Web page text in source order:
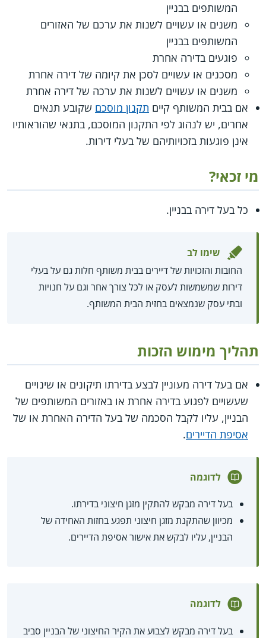
המשותפים בבניין
משנים או עשויים לשנות את ערכם של האזורים
המשותפים בבניין
פוגעים בדירה אחרת
מסכנים או עשויים לסכן את קיומה של דירה אחרת
משנים או עשויים לשנות את ערכה של דירה אחרת
אם בבית המשותף קיים תקנון מוסכם שקובע תנאים
אחרים, יש לנהוג לפי התקנון המוסכם, בתנאי שהוראותיו
אינן פוגעות בזכויותיהם של בעלי דירות.
מי זכאי?
כל בעל דירה בבניין.
שימו לב
החובות והזכויות של דיירים בבית משותף חלות גם על בעלי
דירות שמשמשות לעסק או לכל צורך אחר וגם על חנויות
ובתי עסק שנמצאים בחזית הבית המשותף.
תהליך מימוש הזכות
אם בעל דירה מעוניין לבצע בדירתו תיקונים או שינויים
שעשויים לפגוע בדירה אחרת או באזורים המשותפים של
הבניין, עליו לקבל הסכמה של בעל הדירה האחרת או של
אסיפת הדיירים.
לדוגמה
בעל דירה מבקש להתקין מזגן חיצוני בדירתו.
מכיוון שהתקנת מזגן חיצוני תפגע בחזות האחידה של
הבניין, עליו לבקש את אישור אסיפת הדיירים.
לדוגמה
בעל דירה מבקש לצבוע את הקיר החיצוני של הבניין סביב